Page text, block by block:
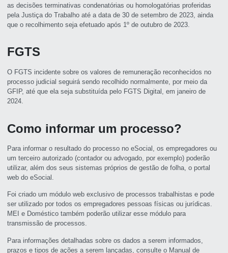
as decisões terminativas condenatórias ou homologatórias proferidas
pela Justiça do Trabalho até a data de 30 de setembro de 2023, ainda
que o recolhimento seja efetuado após 1º de outubro de 2023.
FGTS
O FGTS incidente sobre os valores de remuneração reconhecidos no
processo judicial seguirá sendo recolhido normalmente, por meio da
GFIP, até que ela seja substituída pelo FGTS Digital, em janeiro de
2024.
Como informar um processo?
Para informar o resultado do processo no eSocial, os empregadores ou
um terceiro autorizado (contador ou advogado, por exemplo) poderão
utilizar, além dos seus sistemas próprios de gestão de folha, o portal
web do eSocial.
Foi criado um módulo web exclusivo de processos trabalhistas e pode
ser utilizado por todos os empregadores pessoas físicas ou jurídicas.
MEI e Doméstico também poderão utilizar esse módulo para
transmissão de processos.
Para informações detalhadas sobre os dados a serem informados,
prazos e tipos de ações a serem lançadas, consulte o Manual de